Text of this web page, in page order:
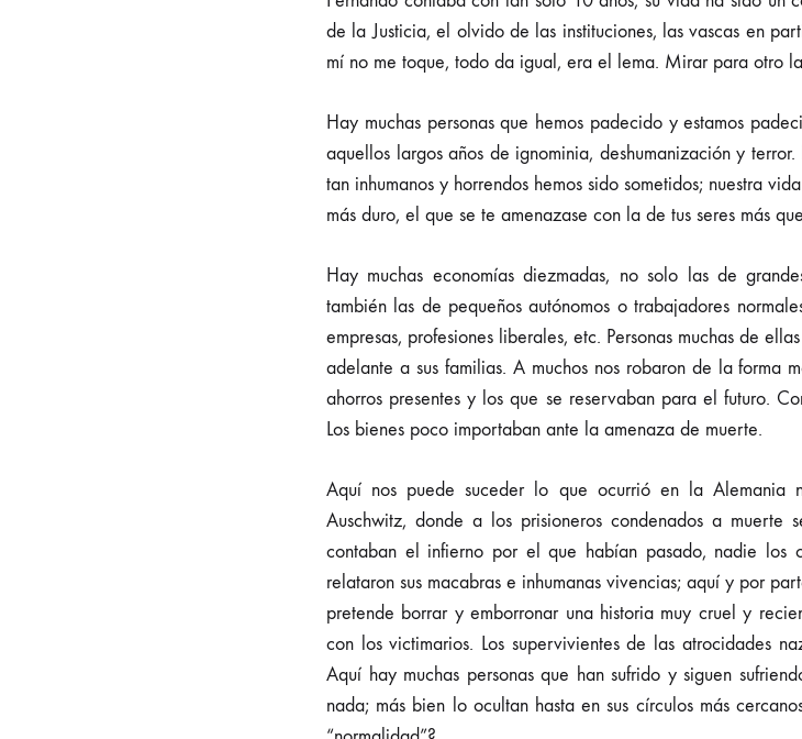
de la Justicia, el olvido de las instituciones, las vascas en
mí no me toque, todo da igual, era el lema. Mirar para otro
Hay muchas personas que hemos padecido y estamos
aquellos largos años de ignominia, deshumanización y
tan inhumanos y horrendos hemos sido sometidos; nuestra
más duro, el que se te amenazase con la de tus seres más
Hay muchas economías diezmadas, no solo las de
también las de pequeños autónomos o trabajadores
empresas, profesiones liberales, etc. Personas muchas de
adelante a sus familias. A muchos nos robaron de la forma
ahorros presentes y los que se reservaban para el futuro.
Los bienes poco importaban ante la amenaza de muerte.
Aquí nos puede suceder lo que ocurrió en la Alemania
Auschwitz, donde a los prisioneros condenados a
contaban el infierno por el que habían pasado, nadie los
relataron sus macabras e inhumanas vivencias; aquí y por
pretende borrar y emborronar una historia muy cruel y
con los victimarios. Los supervivientes de las atrocidades
Aquí hay muchas personas que han sufrido y siguen
nada; más bien lo ocultan hasta en sus círculos más